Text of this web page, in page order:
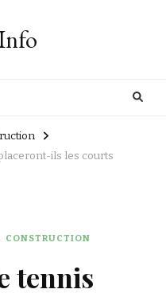
ils les courts
CONSTRUCTION
tennis